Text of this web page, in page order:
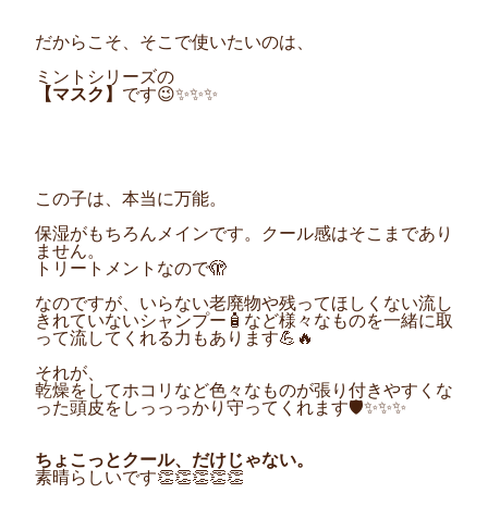
だからこそ、そこで使いたいのは、
ミントシリーズの
【マスク】 です😉✨✨✨
この子は、本当に万能。
保湿がもちろんメインです。クール感はそこまであり
ません。
トリートメントなので🫣
なのですが、いらない老廃物や残ってほしくない流し
きれていないシャンプー🧴など様々なものを一緒に取
って流してくれる力もあります💪🔥
それが、
乾燥をしてホコリなど色々なものが張り付きやすくな
った頭皮をしっっっかり守ってくれます🛡️✨✨✨
ちょこっとクール、だけじゃない。
素晴らしいです👏👏👏👏👏